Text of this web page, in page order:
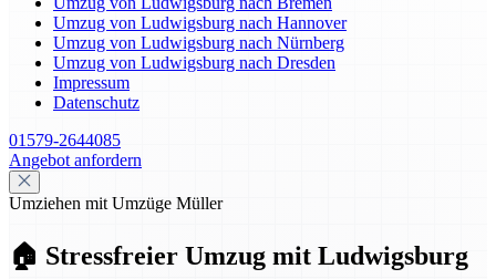
Umzug von Ludwigsburg nach Hannover
Umzug von Ludwigsburg nach Nürnberg
Umzug von Ludwigsburg nach Dresden
Impressum
Datenschutz
01579-2644085
Angebot anfordern
Umziehen mit Umzüge Müller
🏠 Stressfreier Umzug mit Ludwigsburg